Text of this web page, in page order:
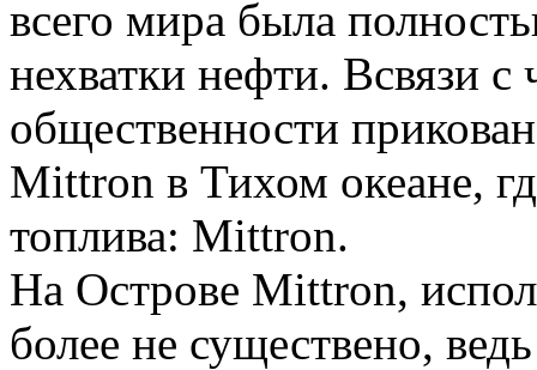
всего мира была
нехватки нефти. Всвязи с
общественности
Mittron в Тихом океане,
топлива: Mittron.
На Острове Mittron,
более не существено,